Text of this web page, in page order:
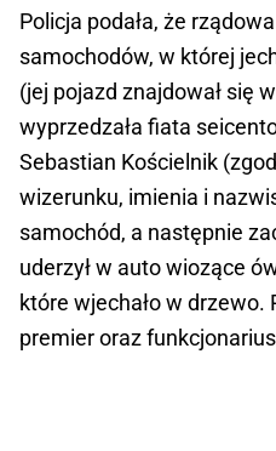
Policja podała, że
samochodów, w której
(jej pojazd znajdował się
wyprzedzała fiata
Sebastian Kościelnik
wizerunku, imienia i
samochód, a następnie
uderzył w auto wiozące
które wjechało w drzewo.
premier oraz